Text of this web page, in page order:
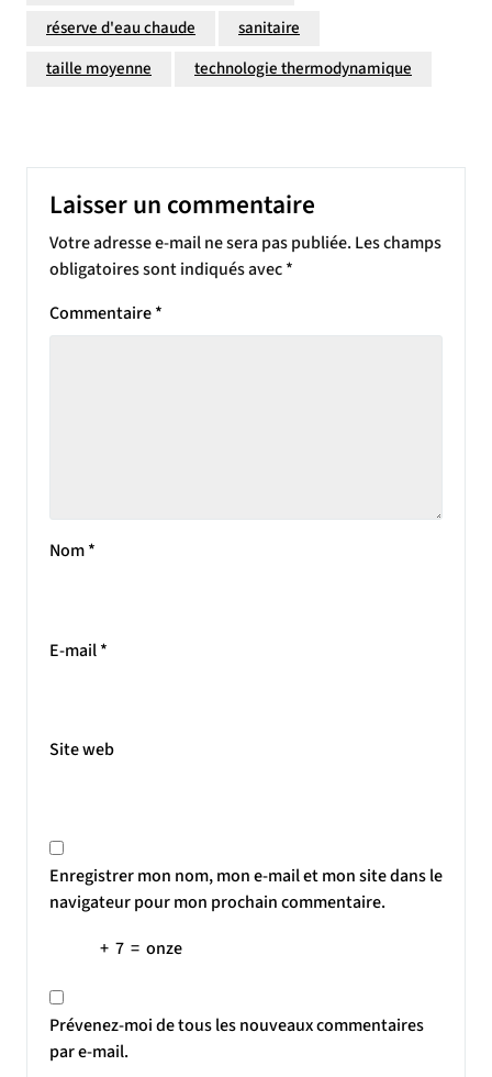
réserve d'eau chaude
sanitaire
taille moyenne
technologie thermodynamique
Laisser un commentaire
Votre adresse e-mail ne sera pas publiée. Les champs
obligatoires sont indiqués avec*
Commentaire*
Nom*
E-mail*
Site web
Enregistrer mon nom, mon e-mail et mon site dans le
navigateur pour mon prochain commentaire.
+ 7 = onze
Prévenez-moi de tous les nouveaux commentaires
par e-mail.